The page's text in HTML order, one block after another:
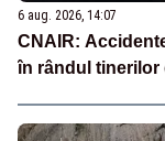
6 aug. 2026, 14:07
CNAIR:
în rândul tinerilor